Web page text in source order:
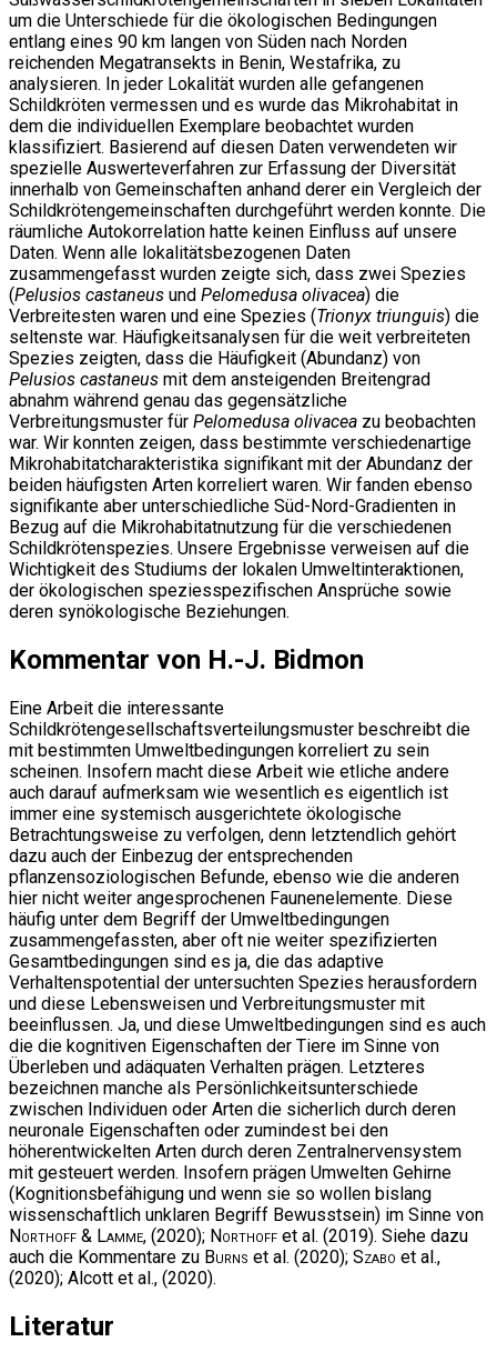
um die Unterschiede für die ökologischen Bedingungen
entlang eines 90 km langen von Süden nach Norden
reichenden Megatransekts in Benin, Westafrika, zu
analysieren. In jeder Lokalität wurden alle gefangenen
Schildkröten vermessen und es wurde das Mikrohabitat in
dem die individuellen Exemplare beobachtet wurden
klassifiziert. Basierend auf diesen Daten verwendeten wir
spezielle Auswerteverfahren zur Erfassung der Diversität
innerhalb von Gemeinschaften anhand derer ein Vergleich der
Schildkrötengemeinschaften durchgeführt werden konnte. Die
räumliche Autokorrelation hatte keinen Einfluss auf unsere
Daten. Wenn alle lokalitätsbezogenen Daten
zusammengefasst wurden zeigte sich, dass zwei Spezies
(Pelusios castaneus und Pelomedusa olivacea) die
Verbreitesten waren und eine Spezies (Trionyx triunguis) die
seltenste war. Häufigkeitsanalysen für die weit verbreiteten
Spezies zeigten, dass die Häufigkeit (Abundanz) von
Pelusios castaneus mit dem ansteigenden Breitengrad
abnahm während genau das gegensätzliche
Verbreitungsmuster für Pelomedusa olivacea zu beobachten
war. Wir konnten zeigen, dass bestimmte verschiedenartige
Mikrohabitatcharakteristika signifikant mit der Abundanz der
beiden häufigsten Arten korreliert waren. Wir fanden ebenso
signifikante aber unterschiedliche Süd-Nord-Gradienten in
Bezug auf die Mikrohabitatnutzung für die verschiedenen
Schildkrötenspezies. Unsere Ergebnisse verweisen auf die
Wichtigkeit des Studiums der lokalen Umweltinteraktionen,
der ökologischen speziesspezifischen Ansprüche sowie
deren synökologische Beziehungen.
Kommentar von H.-J. Bidmon
Eine Arbeit die interessante
Schildkrötengesellschaftsverteilungsmuster beschreibt die
mit bestimmten Umweltbedingungen korreliert zu sein
scheinen. Insofern macht diese Arbeit wie etliche andere
auch darauf aufmerksam wie wesentlich es eigentlich ist
immer eine systemisch ausgerichtete ökologische
Betrachtungsweise zu verfolgen, denn letztendlich gehört
dazu auch der Einbezug der entsprechenden
pflanzensoziologischen Befunde, ebenso wie die anderen
hier nicht weiter angesprochenen Faunenelemente. Diese
häufig unter dem Begriff der Umweltbedingungen
zusammengefassten, aber oft nie weiter spezifizierten
Gesamtbedingungen sind es ja, die das adaptive
Verhaltenspotential der untersuchten Spezies herausfordern
und diese Lebensweisen und Verbreitungsmuster mit
beeinflussen. Ja, und diese Umweltbedingungen sind es auch
die die kognitiven Eigenschaften der Tiere im Sinne von
Überleben und adäquaten Verhalten prägen. Letzteres
bezeichnen manche als Persönlichkeitsunterschiede
zwischen Individuen oder Arten die sicherlich durch deren
neuronale Eigenschaften oder zumindest bei den
höherentwickelten Arten durch deren Zentralnervensystem
mit gesteuert werden. Insofern prägen Umwelten Gehirne
(Kognitionsbefähigung und wenn sie so wollen bislang
wissenschaftlich unklaren Begriff Bewusstsein) im Sinne von
Northoff & Lamme, (2020); Northoff et al. (2019). Siehe dazu
auch die Kommentare zu Burns et al. (2020); Szabo et al.,
(2020); Alcott et al., (2020).
Literatur